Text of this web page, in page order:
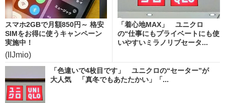
スマホ2GBで月額850円～ 格安
SIMをお得に使うキャンペーン
実施中！
(IIJmio)
「着心地MAX」 ユニクロ
の“仕事にもプライベートにも使
いやすいミラノリブセータ...
「色違いで4枚目です」 ユニクロの“セーター”が
大人気 「真冬でもあたたかい」「...